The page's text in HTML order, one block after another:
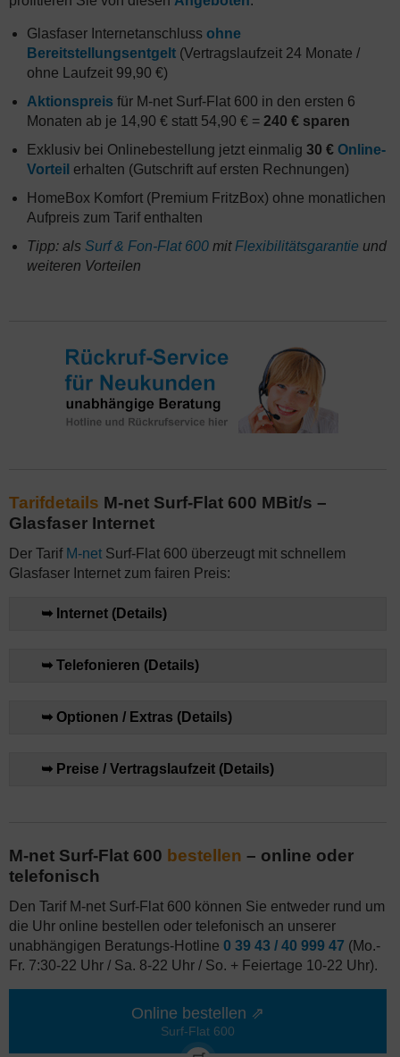
Glasfaser Internetanschluss ohne
Bereitstellungsentgelt (Vertragslaufzeit 24 Monate /
ohne Laufzeit 99,90 €)
Aktionspreis für M-net Surf-Flat 600 in den ersten 6
Monaten ab je 14,90 € statt 54,90 € = 240 € sparen
Exklusiv bei Onlinebestellung jetzt einmalig 30 € Online-
Vorteil erhalten (Gutschrift auf ersten Rechnungen)
HomeBox Komfort (Premium FritzBox) ohne monatlichen
Aufpreis zum Tarif enthalten
Tipp: als Surf & Fon-Flat 600 mit Flexibilitätsgarantie und
weiteren Vorteilen
Tarifdetails M-net Surf-Flat 600 MBit/s –
Glasfaser Internet
Der Tarif M-net Surf-Flat 600 überzeugt mit schnellem
Glasfaser Internet zum fairen Preis:
➥ Internet (Details)
➥ Telefonieren (Details)
➥ Optionen / Extras (Details)
➥ Preise / Vertragslaufzeit (Details)
M-net Surf-Flat 600 bestellen – online oder
telefonisch
Den Tarif M-net Surf-Flat 600 können Sie entweder rund um
die Uhr online bestellen oder telefonisch an unserer
unabhängigen Beratungs-Hotline 0 39 43 / 40 999 47 (Mo.-
Fr. 7:30-22 Uhr / Sa. 8-22 Uhr / So. + Feiertage 10-22 Uhr).
Online bestellen ⇗
Surf-Flat 600